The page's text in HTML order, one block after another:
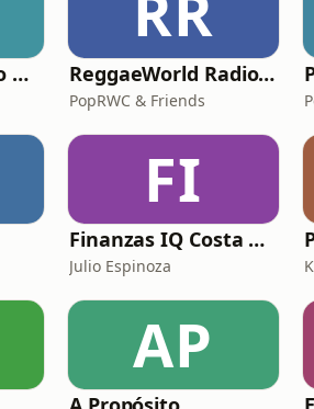
El Podcast de Yiyo & Choché ReggaeWorld Radio Show
PopRWC & Friends
FI
Finanzas IQ Costa Rica
Julio Espinoza
AP